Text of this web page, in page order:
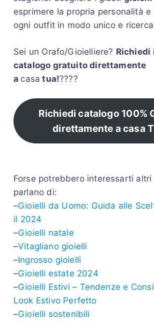
esprimere la propria personalità e
ogni outfit in modo unico e
Sei un Orafo/Gioielliere? Richiedi
catalogo gratuito direttamente
a casa tua!????
Richiedi catalogo 100%
direttamente a casa
Forse potrebbero interessarti
parlano di:
–Gioielli da Uomo: Guida alle
il 2024
–Gioielli natale
–Vitagliano gioielli
–Ingrosso gioielli
–Gioielli estate 2024
–Gioielli Estivi – Tendenze e
Look Estivo Perfetto
–Gioielli sostenibili